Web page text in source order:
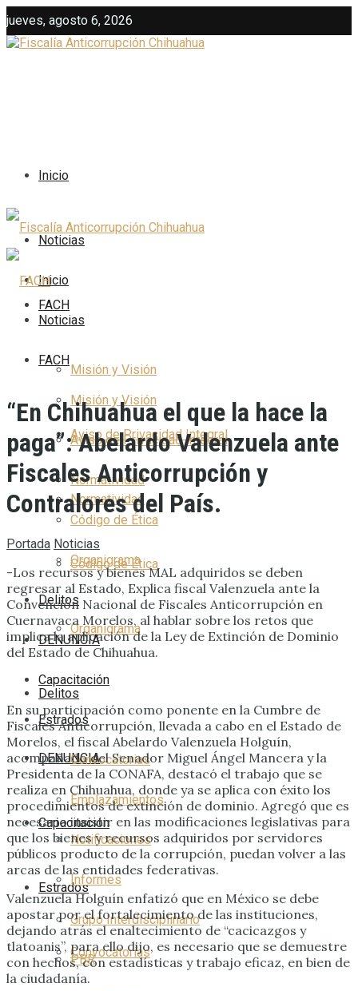
jueves, agosto 6, 2026
Inicio
Noticias
FACH
Misión y Visión
Aviso de Privacidad Integral
Normatividad
Código de Ética
Organigrama
Delitos
DENUNCIA
Capacitación
Estrados
Convocatorias
Inicio
Noticias
FACH
Misión y Visión
Aviso de Privacidad Integral
Normatividad
Código de Ética
Organigrama
Delitos
DENUNCIA
Capacitación
Estrados
Convocatorias
Emplazamientos
Notificaciones
Informes
Grupo Interdisciplinario
PBR
“En Chihuahua el que la hace la
paga”: Abelardo Valenzuela ante
Fiscales Anticorrupción y
Contralores del País.
Portada Noticias
-Los recursos y bienes MAL adquiridos se deben
regresar al Estado, Explica fiscal Valenzuela ante la
Convención Nacional de Fiscales Anticorrupción en
Cuernavaca Morelos, al hablar sobre los retos que
implica la aplicación de la Ley de Extinción de Dominio
del Estado de Chihuahua.
En su participación como ponente en la Cumbre de
Fiscales Anticorrupción, llevada a cabo en el Estado de
Morelos, el fiscal Abelardo Valenzuela Holguín,
acompañado del Senador Miguel Ángel Mancera y la
Presidenta de la CONAFA, destacó el trabajo que se
realiza en Chihuahua, donde ya se aplica con éxito los
procedimientos de extinción de dominio. Agregó que es
necesario insistir en las modificaciones legislativas para
que los bienes y recursos adquiridos por servidores
públicos producto de la corrupción, puedan volver a las
arcas de las entidades federativas.
Valenzuela Holguín enfatizó que en México se debe
apostar por el fortalecimiento de las instituciones,
dejando atrás el enaltecimiento de “cacicazgos y
tlatoanis”, para ello dijo, es necesario que se demuestre
con hechos, con estadísticas y trabajo eficaz, en bien de
la ciudadanía.